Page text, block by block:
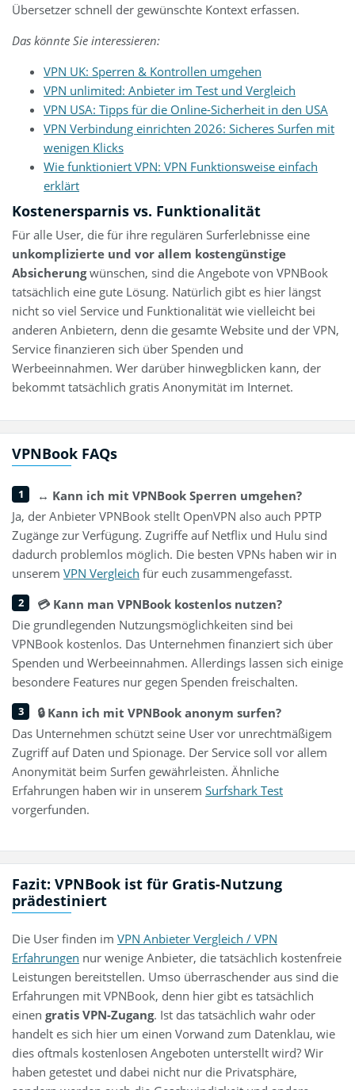
Übersetzer schnell der gewünschte Kontext erfassen.
Das könnte Sie interessieren:
VPN UK: Sperren & Kontrollen umgehen
VPN unlimited: Anbieter im Test und Vergleich
VPN USA: Tipps für die Online-Sicherheit in den USA
VPN Verbindung einrichten 2026: Sicheres Surfen mit
wenigen Klicks
Wie funktioniert VPN: VPN Funktionsweise einfach
erklärt
Kostenersparnis vs. Funktionalität
Für alle User, die für ihre regulären Surferlebnisse eine
unkomplizierte und vor allem kostengünstige
Absicherungwünschen, sind die Angebote von VPNBook
tatsächlich eine gute Lösung. Natürlich gibt es hier längst
nicht so viel Service und Funktionalität wie vielleicht bei
anderen Anbietern, denn die gesamte Website und der VPN,
Service finanzieren sich über Spenden und
Werbeeinnahmen. Wer darüber hinwegblicken kann, der
bekommt tatsächlich gratis Anonymität im Internet.
VPNBook FAQs
↔️ Kann ich mit VPNBook Sperren umgehen?
Ja, der Anbieter VPNBook stellt OpenVPN also auch PPTP
Zugänge zur Verfügung. Zugriffe auf Netflix und Hulu sind
dadurch problemlos möglich. Die besten VPNs haben wir in
unserem VPN Vergleich für euch zusammengefasst.
💳 Kann man VPNBook kostenlos nutzen?
Die grundlegenden Nutzungsmöglichkeiten sind bei
VPNBook kostenlos. Das Unternehmen finanziert sich über
Spenden und Werbeeinnahmen. Allerdings lassen sich einige
besondere Features nur gegen Spenden freischalten.
🔒 Kann ich mit VPNBook anonym surfen?
Das Unternehmen schützt seine User vor unrechtmäßigem
Zugriff auf Daten und Spionage. Der Service soll vor allem
Anonymität beim Surfen gewährleisten. Ähnliche
Erfahrungen haben wir in unserem Surfshark Test
vorgerfunden.
Fazit: VPNBook ist für Gratis-Nutzung
prädestiniert
Die User finden im VPN Anbieter Vergleich / VPN
Erfahrungen nur wenige Anbieter, die tatsächlich kostenfreie
Leistungen bereitstellen. Umso überraschender aus sind die
Erfahrungen mit VPNBook, denn hier gibt es tatsächlich
einen gratis VPN-Zugang. Ist das tatsächlich wahr oder
handelt es sich hier um einen Vorwand zum Datenklau, wie
dies oftmals kostenlosen Angeboten unterstellt wird? Wir
haben getestet und dabei nicht nur die Privatsphäre,